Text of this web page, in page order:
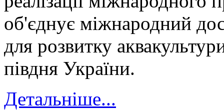
об'єднує міжнародний
для розвитку
півдня України.
Детальніше...